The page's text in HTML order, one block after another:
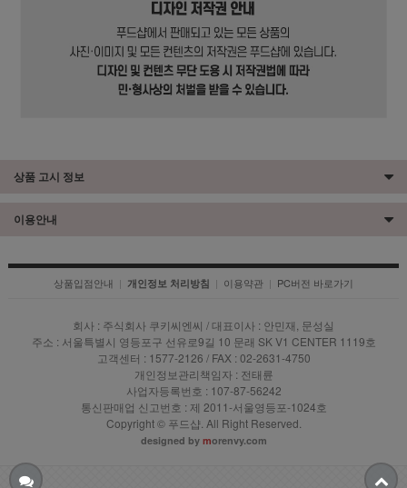
상품 고시 정보
이용안내
상품입점안내 | 개인정보 처리방침 | 이용약관 | PC버전 바로가기
회사 : 주식회사 쿠키씨엔씨 / 대표이사 : 안민재, 문성실
주소 : 서울특별시 영등포구 선유로9길 10 문래 SK V1 CENTER 1119호
고객센터 : 1577-2126 / FAX : 02-2631-4750
개인정보관리책임자 : 전태륜
사업자등록번호 : 107-87-56242
통신판매업 신고번호 : 제 2011-서울영등포-1024호
Copyright © 푸드샵. All Right Reserved.
designed by morenvy.com